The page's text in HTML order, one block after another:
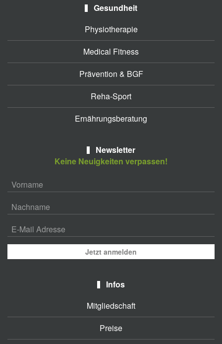
Gesundheit
Physiotherapie
Medical Fitness
Prävention & BGF
Reha-Sport
Ernährungsberatung
Newsletter
Keine Neuigkeiten verpassen!
Jetzt anmelden
Infos
Mitgliedschaft
Preise